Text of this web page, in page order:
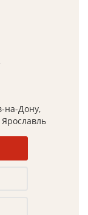
на-Дону,